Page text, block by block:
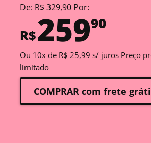
De: R$ 329,90 Por:
R$25990
Ou 10x de R$ 25,99 s/ juros Preço
limitado
COMPRAR com frete